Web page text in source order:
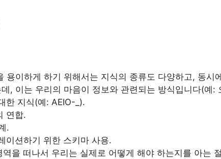
용이하게 하기 위해서는 지식의 종류도 다양하고, 동
, 이는 우리의 마음이 정보와 관련되는 방식입니다(예
한 지식(예: AEIO-_).
연합.
.
이션하기 위한 스키마 사용.
을 떠나서 우리는 실제로 어떻게 해야 하는지를 아는